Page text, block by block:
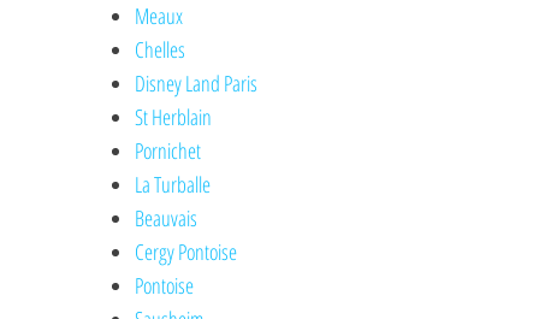
Meaux
Chelles
Disney Land Paris
St Herblain
Pornichet
La Turballe
Beauvais
Cergy Pontoise
Pontoise